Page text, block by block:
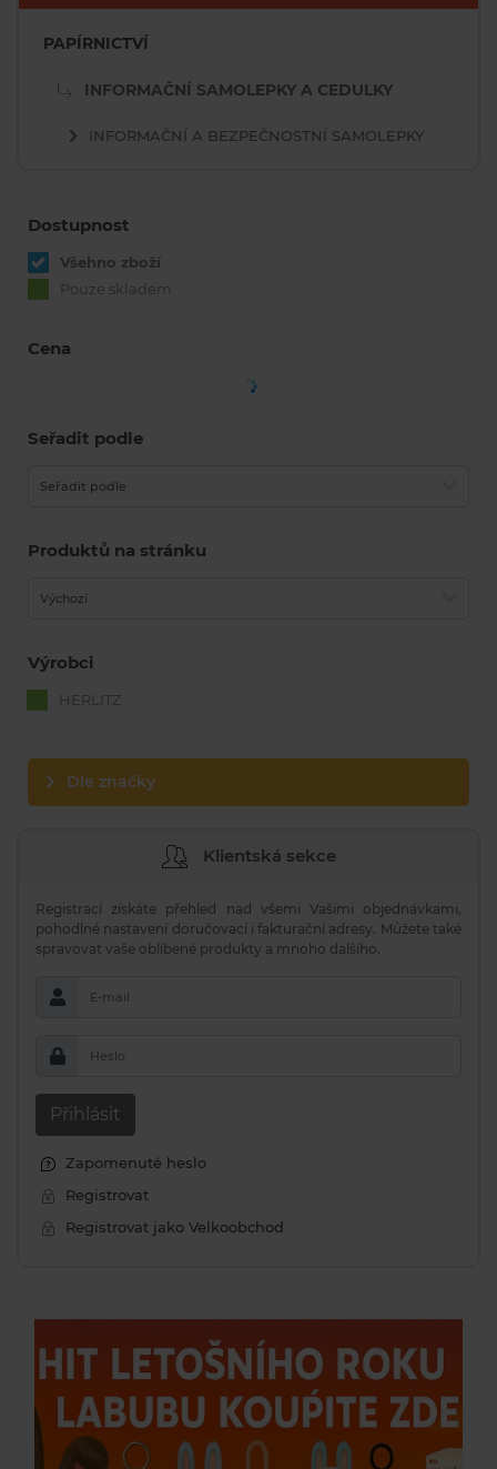
PAPÍRNICTVÍ
INFORMAČNÍ SAMOLEPKY A CEDULKY
INFORMAČNÍ A BEZPEČNOSTNÍ SAMOLEPKY
Dostupnost
Všehno zboží
Pouze skladem
Cena
Seřadit podle
Seřadit podle
Produktů na stránku
Výchozí
Výrobci
HERLITZ
Dle značky
Klientská sekce
Registrací získáte přehled nad všemi Vašimi objednávkami,
pohodlné nastavení doručovací i fakturační adresy. Můžete také
spravovat vaše oblíbené produkty a mnoho dalšího.
E-mail
Heslo
Přihlásit
Zapomenuté heslo
Registrovat
Registrovat jako Velkoobchod